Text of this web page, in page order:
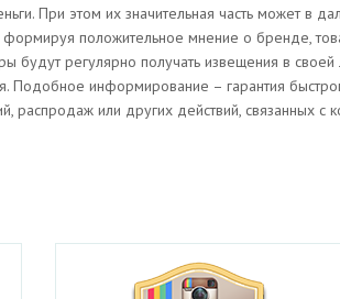
При этом их значительная часть может в
формируя положительное мнение о бренде,
будут регулярно получать извещения в своей
Подобное информирование – гарантия
распродаж или других действий, связанных с